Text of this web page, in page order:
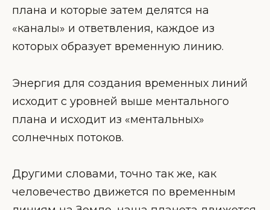
плана и которые затем делятся на
«каналы» и ответвления, каждое из
которых образует временную линию.
Энергия для создания временных линий
исходит с уровней выше ментального
плана и исходит из «ментальных»
солнечных потоков.
Другими словами, точно так же, как
человечество движется по временным